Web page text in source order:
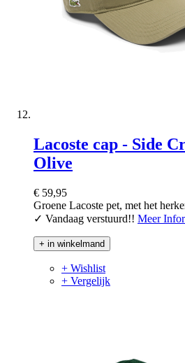
Lacoste cap - Side
Olive
€ 59,95
Groene Lacoste pet, met het
✓ Vandaag verstuurd!! Meer
+ in winkelmand
+ Wishlist
+ Vergelijk